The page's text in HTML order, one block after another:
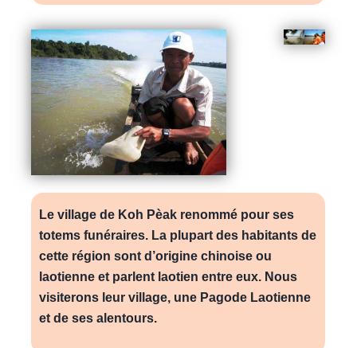
Le village de Koh Pèak renommé pour ses
totems funéraires. La plupart des habitants de
cette région sont d’origine chinoise ou
laotienne et parlent laotien entre eux. Nous
visiterons leur village, une Pagode Laotienne
et de ses alentours.